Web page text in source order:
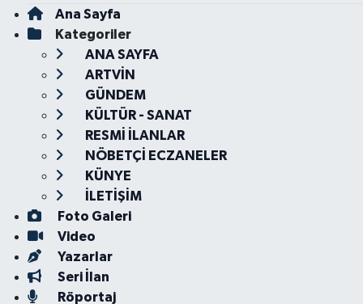
Ana Sayfa
Kategoriler
ANA SAYFA
ARTVİN
GÜNDEM
KÜLTÜR - SANAT
RESMİ İLANLAR
NÖBETÇİ ECZANELER
KÜNYE
İLETİŞİM
Foto Galeri
Video
Yazarlar
Seri İlan
Röportaj